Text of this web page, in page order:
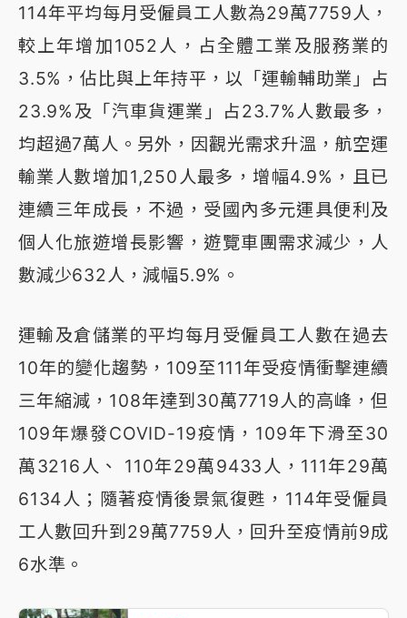
114年平均每月受僱員工人數為29萬7759人，
較上年增加1052人，占全體工業及服務業的
3.5%，佔比與上年持平，以「運輸輔助業」占
23.9%及「汽車貨運業」占23.7%人數最多，
均超過7萬人。另外，因觀光需求升溫，航空運
輸業人數增加1,250人最多，增幅4.9%，且已
連續三年成長，不過，受國內多元運具便利及
個人化旅遊增長影響，遊覽車團需求減少，人
數減少632人，減幅5.9%。
運輸及倉儲業的平均每月受僱員工人數在過去
10年的變化趨勢，109至111年受疫情衝擊連續
三年縮減，108年達到30萬7719人的高峰，但
109年爆發COVID-19疫情，109年下滑至30
萬3216人、 110年29萬9433人，111年29萬
6134人；隨著疫情後景氣復甦，114年受僱員
工人數回升到29萬7759人，回升至疫情前9成
6水準。